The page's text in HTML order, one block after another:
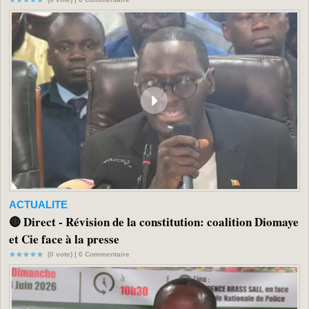
ACTUALITE
🔴 Direct - Révision de la constitution: coalition Diomaye
et Cie face à la presse
(0 vote) | 0 Commentaire